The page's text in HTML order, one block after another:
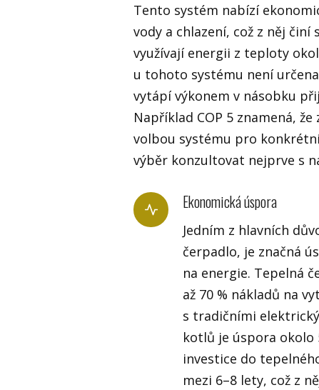
Tento systém nabízí
vody a chlazení, což z něj
využívají energii z teploty
u tohoto systému není
vytápí výkonem v násobku
Například COP 5 znamená,
volbou systému pro
výběr konzultovat nejprve s
Ekonomická úspora
Jedním z hlavních
čerpadlo, je značná
na energie. Tepelná
až 70 % nákladů na
s tradičními
kotlů je úspora okolo
investice do
mezi 6–8 lety, což z